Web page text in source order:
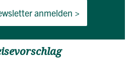
anmelden >